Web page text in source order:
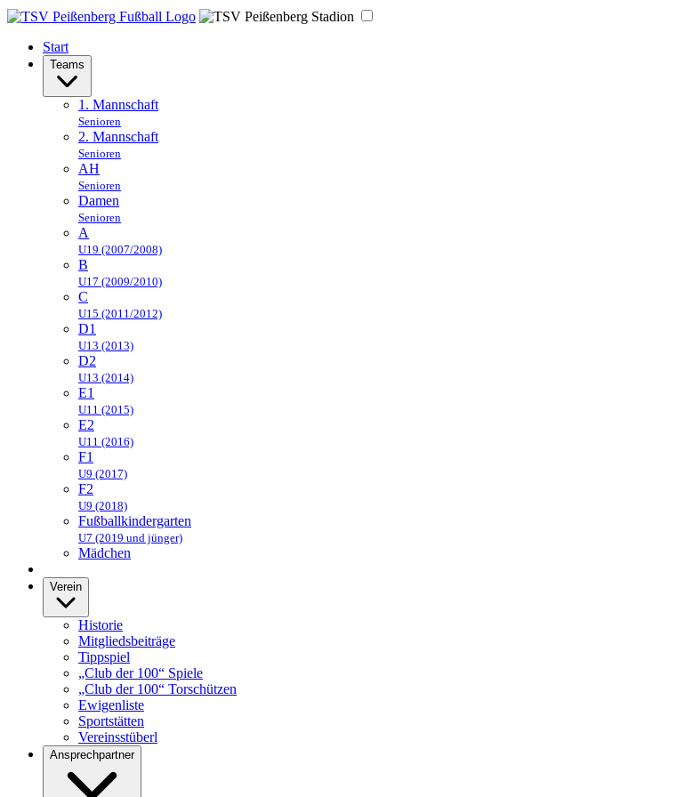
Start
Teams
1. Mannschaft
Senioren
2. Mannschaft
Senioren
AH
Senioren
Damen
Senioren
A
U19 (2007/2008)
B
U17 (2009/2010)
C
U15 (2011/2012)
D1
U13 (2013)
D2
U13 (2014)
E1
U11 (2015)
E2
U11 (2016)
F1
U9 (2017)
F2
U9 (2018)
Fußballkindergarten
U7 (2019 und jünger)
Mädchen
Verein
Historie
Mitgliedsbeiträge
Tippspiel
„Club der 100“ Spiele
„Club der 100“ Torschützen
Ewigenliste
Sportstätten
Vereinsstüberl
Ansprechpartner